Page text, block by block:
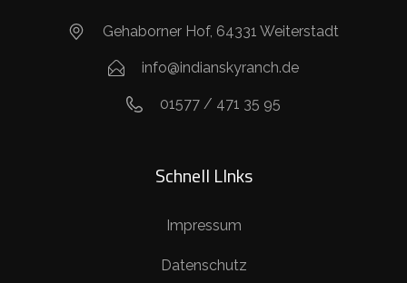
Gehaborner Hof, 64331 Weiterstadt
info@indianskyranch.de
01577 / 471 35 95
Schnell LInks
Impressum
Datenschutz